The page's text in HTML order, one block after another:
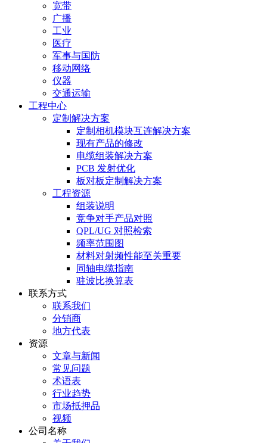
宽带
广播
工业
医疗
军事与国防
移动网络
仪器
交通运输
工程中心
定制解决方案
定制相机模块互连解决方案
现有产品的修改
电缆组装解决方案
PCB 发射优化
板对板定制解决方案
工程资源
组装说明
竞争对手产品对照
QPL/UG 对照检索
频率范围图
材料对射频性能至关重要
同轴电缆指南
驻波比换算表
联系方式
联系我们
分销商
地方代表
资源
文章与新闻
常见问题
术语表
行业趋势
市场抵押品
视频
公司名称